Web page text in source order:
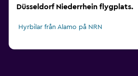
Düsseldorf Niederrhein flygplats.
Hyrbilar från Alamo på NRN